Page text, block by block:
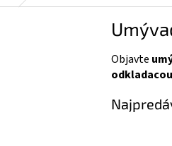
Objavte